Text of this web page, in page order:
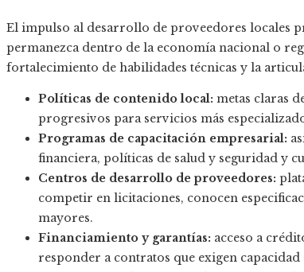
El impulso al desarrollo de proveedores locales
permanezca dentro de la economía nacional o
fortalecimiento de habilidades técnicas y la
Políticas de contenido local: metas claras
progresivos para servicios más
Programas de capacitación empresarial:
financiera, políticas de salud y seguridad y
Centros de desarrollo de proveedores:
competir en licitaciones, conocen
mayores.
Financiamiento y garantías: acceso a
responder a contratos que exigen capacidad